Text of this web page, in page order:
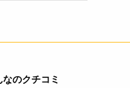
のクチコミ